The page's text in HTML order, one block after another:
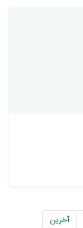
آخرین